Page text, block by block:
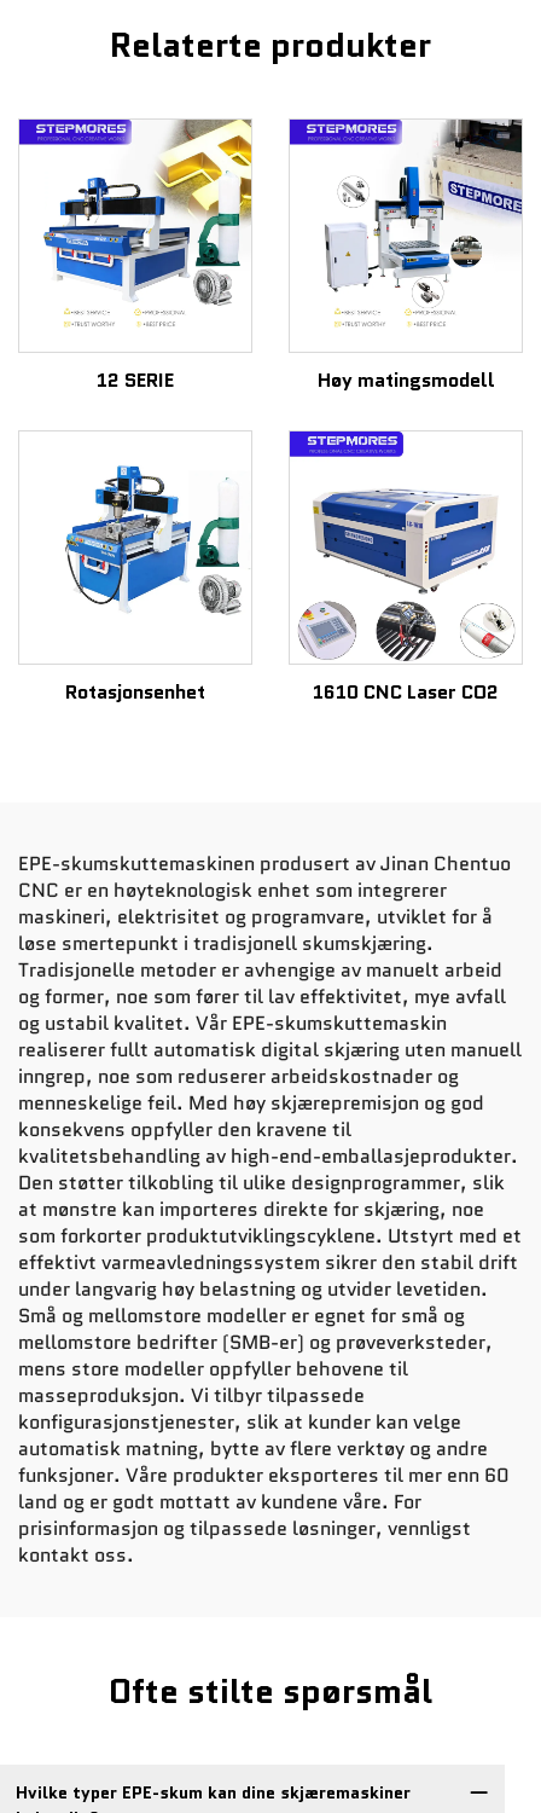
Relaterte produkter
12 SERIE Høy matingsmodell
Rotasjonsenhet 1610 CNC Laser CO2
EPE-skumskuttemaskinen produsert av Jinan Chentuo
CNC er en høyteknologisk enhet som integrerer
maskineri, elektrisitet og programvare, utviklet for å
løse smertepunkt i tradisjonell skumskjæring.
Tradisjonelle metoder er avhengige av manuelt arbeid
og former, noe som fører til lav effektivitet, mye avfall
og ustabil kvalitet. Vår EPE-skumskuttemaskin
realiserer fullt automatisk digital skjæring uten manuell
inngrep, noe som reduserer arbeidskostnader og
menneskelige feil. Med høy skjærepremisjon og god
konsekvens oppfyller den kravene til
kvalitetsbehandling av high-end-emballasjeprodukter.
Den støtter tilkobling til ulike designprogrammer, slik
at mønstre kan importeres direkte for skjæring, noe
som forkorter produktutviklingscyklene. Utstyrt med et
effektivt varmeavledningssystem sikrer den stabil drift
under langvarig høy belastning og utvider levetiden.
Små og mellomstore modeller er egnet for små og
mellomstore bedrifter (SMB-er) og prøveverksteder,
mens store modeller oppfyller behovene til
masseproduksjon. Vi tilbyr tilpassede
konfigurasjonstjenester, slik at kunder kan velge
automatisk matning, bytte av flere verktøy og andre
funksjoner. Våre produkter eksporteres til mer enn 60
land og er godt mottatt av kundene våre. For
prisinformasjon og tilpassede løsninger, vennligst
kontakt oss.
Ofte stilte spørsmål
Hvilke typer EPE-skum kan dine skjæremaskiner